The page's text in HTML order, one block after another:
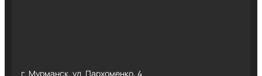
г. Мурманск, ул. Пархоменко, 4